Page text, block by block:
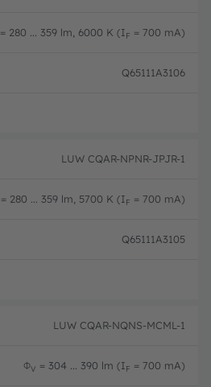
= 280 ... 359 lm, 6000 K (IF = 700 mA)
Q65111A3106
LUW CQAR-NPNR-JPJR-1
= 280 ... 359 lm, 5700 K (IF = 700 mA)
Q65111A3105
LUW CQAR-NQNS-MCML-1
ΦV = 304 ... 390 lm (IF = 700 mA)